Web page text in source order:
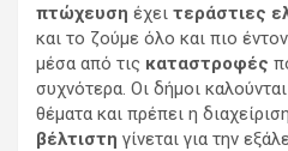
πτώχευση έχει τεράστιες
και το ζούμε όλο και πιο
μέσα από τις καταστροφές
συχνότερα. Οι δήμοι
θέματα και πρέπει η
βέλτιστη γίνεται για την